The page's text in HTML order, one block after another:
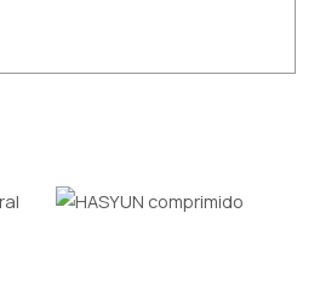
Rango
de
Este